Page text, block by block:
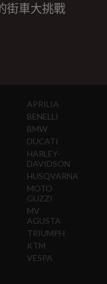
街車大挑戰
APRILIA
BENELLI
BMW
DUCATI
HARLEY-
DAVIDSON
HUSQVARNA
MOTO
GUZZI
MV
AGUSTA
TRIUMPH
KTM
VESPA